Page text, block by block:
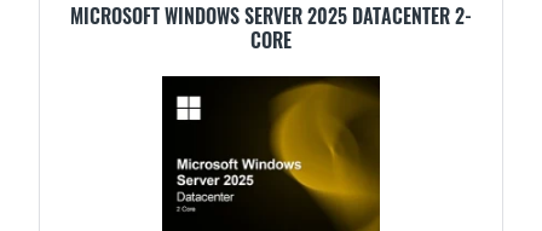
MICROSOFT WINDOWS SERVER 2025 DATACENTER 2-
CORE